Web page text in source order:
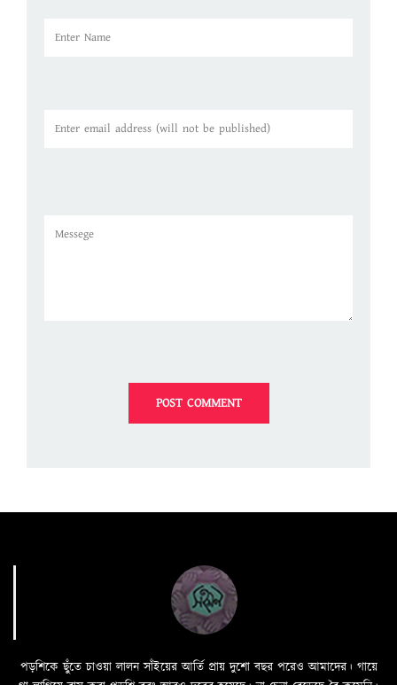
পড়শিকে ছুঁতে চাওয়া লালন সাঁইয়ের আর্তি প্রায় দুশো বছর পরেও আমাদের। গায়ে